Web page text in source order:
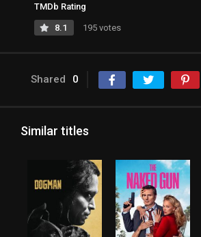
TMDb Rating
8.1 195 votes
Shared 0
Similar titles